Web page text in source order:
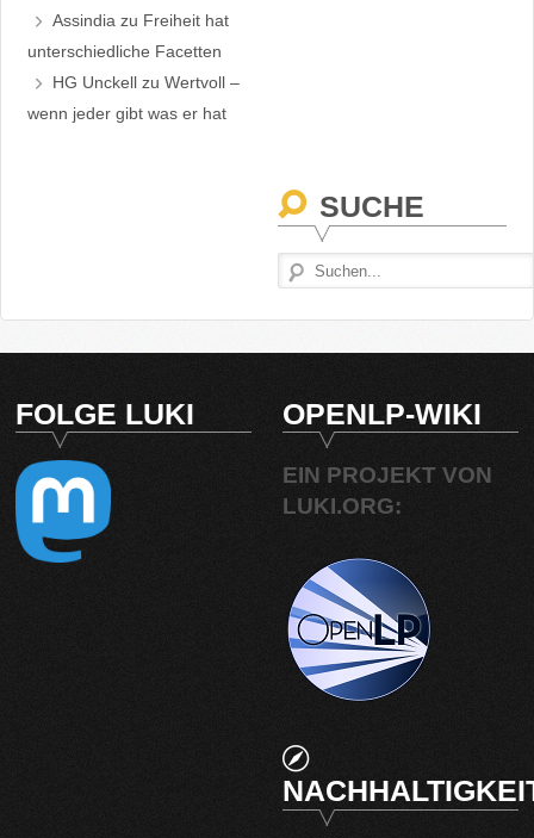
Assindia zu Freiheit hat
unterschiedliche Facetten
HG Unckell zuWertvoll –
wenn jeder gibt was er hat
SUCHE
FOLGE LUKI OPENLP-WIKI
EIN PROJEKT VON
LUKI.ORG: